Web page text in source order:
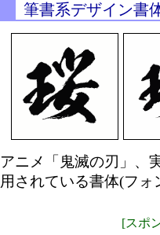
筆書系デザイン書
アニメ「鬼滅の刃」、
用されている書体(フォ
[スポ